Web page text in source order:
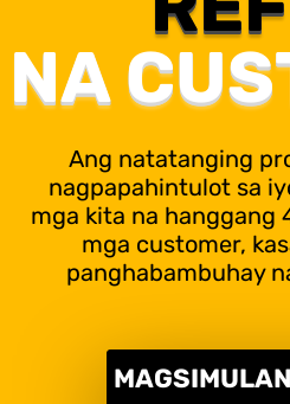
NA
Ang natatanging
nagpapahintulot sa
mga kita na hanggang
mga customer,
panghabambuhay